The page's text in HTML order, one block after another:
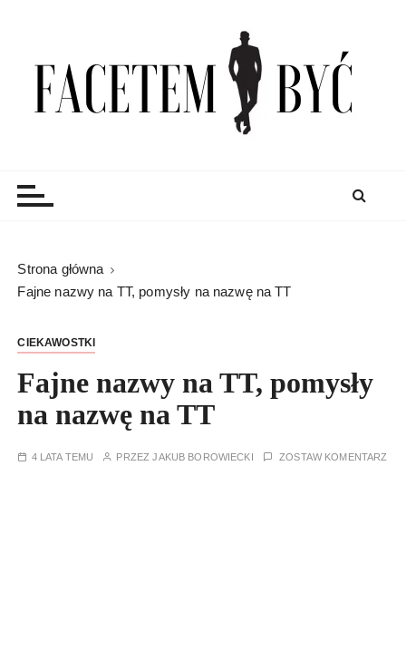
Strona główna
Fajne nazwy na TT, pomysły na nazwę na TT
CIEKAWOSTKI
Fajne nazwy na TT, pomysły
na nazwę na TT
4 LATA TEMU PRZEZJAKUB BOROWIECKI ZOSTAW KOMENTARZ